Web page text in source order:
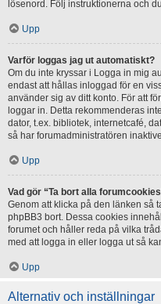
lösenord. Följ instruktionerna och
Upp
Varför loggas jag ut automatiskt?
Om du inte kryssar i Logga in mig
endast att hållas inloggad för en
använder sig av ditt konto. För att
loggar in. Detta rekommenderas
dator, t.ex. bibliotek, internetcafé,
så har forumadministratören
Upp
Vad gör “Ta bort alla
Genom att klicka på den länken så
phpBB3 bort. Dessa cookies
forumet och håller reda på vilka
med att logga in eller logga ut så
Upp
Alternativ och inställningar